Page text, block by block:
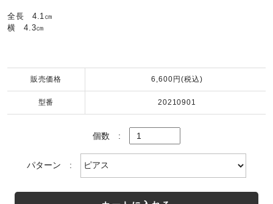
全長 4.1㎝
横 4.3㎝
販売価格 6,600円(税込)
型番 20210901
個数 :
パターン :